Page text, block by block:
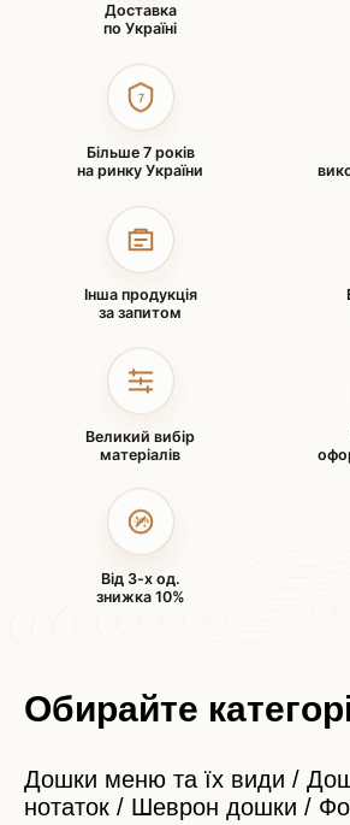
Доставка
по Україні
7
Більше 7 років
на ринку України
Інша продукція
за запитом
Великий вибір
матеріалів
-10%
Від 3-х од.
знижка 10%
Обирайте
Дошки меню та їх види /
нотаток / Шеврон дошки /